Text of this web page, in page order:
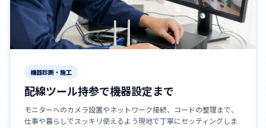
機器診断・施工
配線ツール持参で機器設定まで
モニターへのカメラ設置やネットワーク接続、コードの整理まで、
仕事や暮らしでスッキリ使えるよう現地で丁寧にセッティングしま